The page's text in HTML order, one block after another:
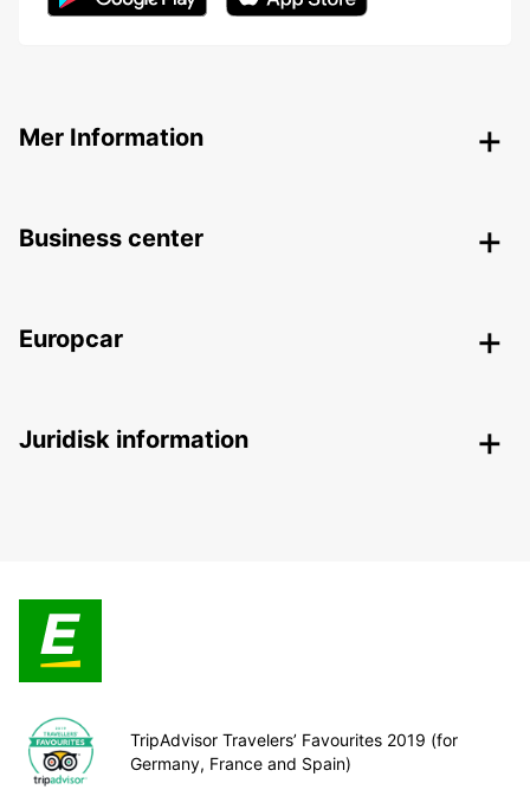
Mer Information
Business center
Europcar
Juridisk information
TripAdvisor Travelers’ Favourites 2019 (for
Germany, France and Spain)